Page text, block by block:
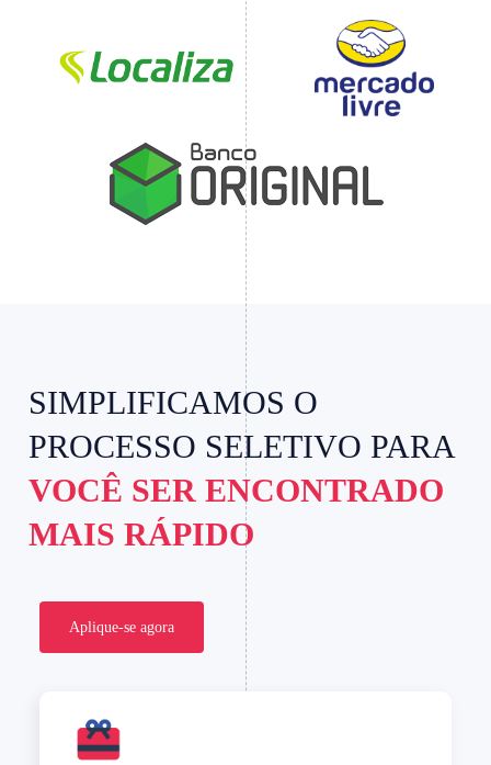
SIMPLIFICAMOS O
PROCESSO SELETIVO PARA
VOCÊ SER ENCONTRADO
MAIS RÁPIDO
Aplique-se agora